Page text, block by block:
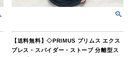
【送料無料】◇PRIMUS プリムス エクス
プレス・スパイダー・ストーブ 分離型ス